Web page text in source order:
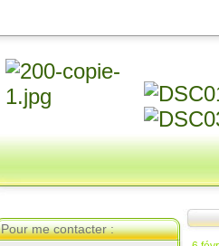
Pour me contacter :